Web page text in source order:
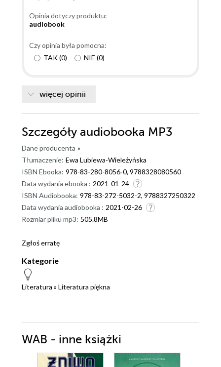
Opinia dotyczy produktu:
audiobook
Czy opinia była pomocna:
TAK(0) NIE (0)
więcej opinii
Szczegóły audiobooka MP3
Dane producenta »
Tłumaczenie: Ewa Lubiewa-Wieleżyńska
ISBN Ebooka: 978-83-280-8056-0, 9788328080560
Data wydania ebooka : 2021-01-24
ISBN Audiobooka: 978-83-272-5032-2, 9788327250322
Data wydania audiobooka : 2021-02-26
Rozmiar pliku mp3: 505.8MB
Zgłoś erratę
Kategorie
Literatura » Literatura piękna
WAB - inne książki